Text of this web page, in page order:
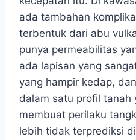
ada tambahan
terbentuk dari abu
punya permeabilitas
ada lapisan yang
yang hampir kedap,
dalam satu profil tanah
membuat perilaku
lebih tidak terprediksi